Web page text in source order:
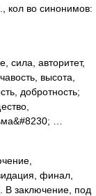
кол во синонимов:
сила, авторитет,
высота,
добротность;
…
финал,
В заключение, под